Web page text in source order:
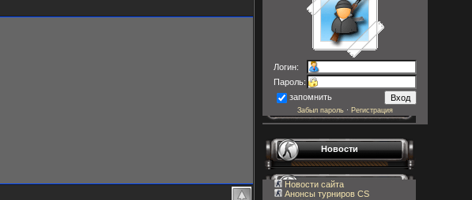
Логин:
Пароль:
запомнить
Забыл пароль · Регистрация
Новости
Новости сайта
Анонсы турниров CS